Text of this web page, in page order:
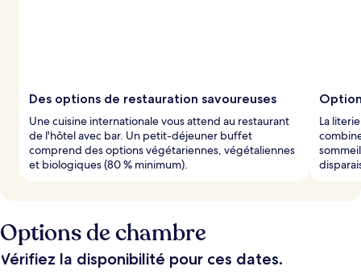
Des options de restauration savoureuses
Une cuisine internationale vous attend au restaurant
de l'hôtel avec bar. Un petit-déjeuner buffet
comprend des options végétariennes, végétaliennes
et biologiques (80 % minimum).
La
Options de chambre
Vérifiez la disponibilité pour ces dates.